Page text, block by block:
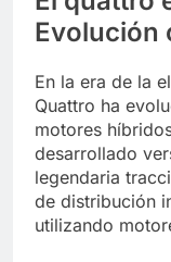
Evolución
En la era de la
Quattro ha
motores
desarrollado
legendaria
de distribución
utilizando